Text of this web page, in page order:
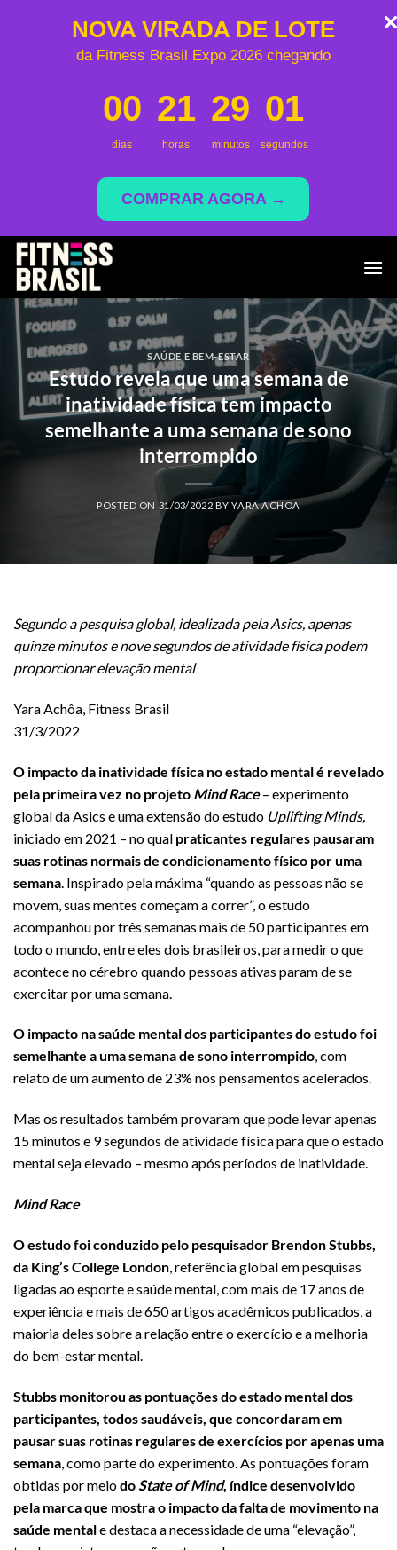
NOVA VIRADA DE LOTE
da Fitness Brasil Expo 2026 chegando
00
dias
21
horas
29
minutos
01
segundos
COMPRAR AGORA →
Skip
content
SAÚDE E BEM-ESTAR
Estudo revela que uma semana de
inatividade física tem impacto
semelhante a uma semana de sono
interrompido
POSTED ON 31/03/2022 BYYARA ACHOA
Segundo a pesquisa global, idealizada pela Asics, apenas
quinze minutos e nove segundos de atividade física podem
proporcionar elevação mental
Yara Achôa, Fitness Brasil
31/3/2022
O impacto da inatividade física no estado mental é revelado
pela primeira vez no projeto Mind Race– experimento
global da Asics e uma extensão do estudo Uplifting Minds,
iniciado em 2021 – no qual praticantes regulares pausaram
suas rotinas normais de condicionamento físico por uma
semana . Inspirado pela máxima “quando as pessoas não se
movem, suas mentes começam a correr”, o estudo
acompanhou por três semanas mais de 50 participantes em
todo o mundo, entre eles dois brasileiros, para medir o que
acontece no cérebro quando pessoas ativas param de se
exercitar por uma semana.
O impacto na saúde mental dos participantes do estudo foi
semelhante a uma semana de sono interrompido, com
relato de um aumento de 23% nos pensamentos acelerados.
Mas os resultados também provaram que pode levar apenas
15 minutos e 9 segundos de atividade física para que o estado
mental seja elevado – mesmo após períodos de inatividade.
Mind Race
O estudo foi conduzido pelo pesquisador Brendon Stubbs,
da King’s College London , referência global em pesquisas
ligadas ao esporte e saúde mental, com mais de 17 anos de
experiência e mais de 650 artigos acadêmicos publicados, a
maioria deles sobre a relação entre o exercício e a melhoria
do bem-estar mental.
Stubbs monitorou as pontuações do estado mental dos
participantes, todos saudáveis, que concordaram em
pausar suas rotinas regulares de exercícios por apenas uma
semana , como parte do experimento. As pontuações foram
obtidas por meiodo State of Mind, índice desenvolvido
pela marca que mostra o impacto da falta de movimento na
saúde mentale destaca a necessidade de uma “elevação”,